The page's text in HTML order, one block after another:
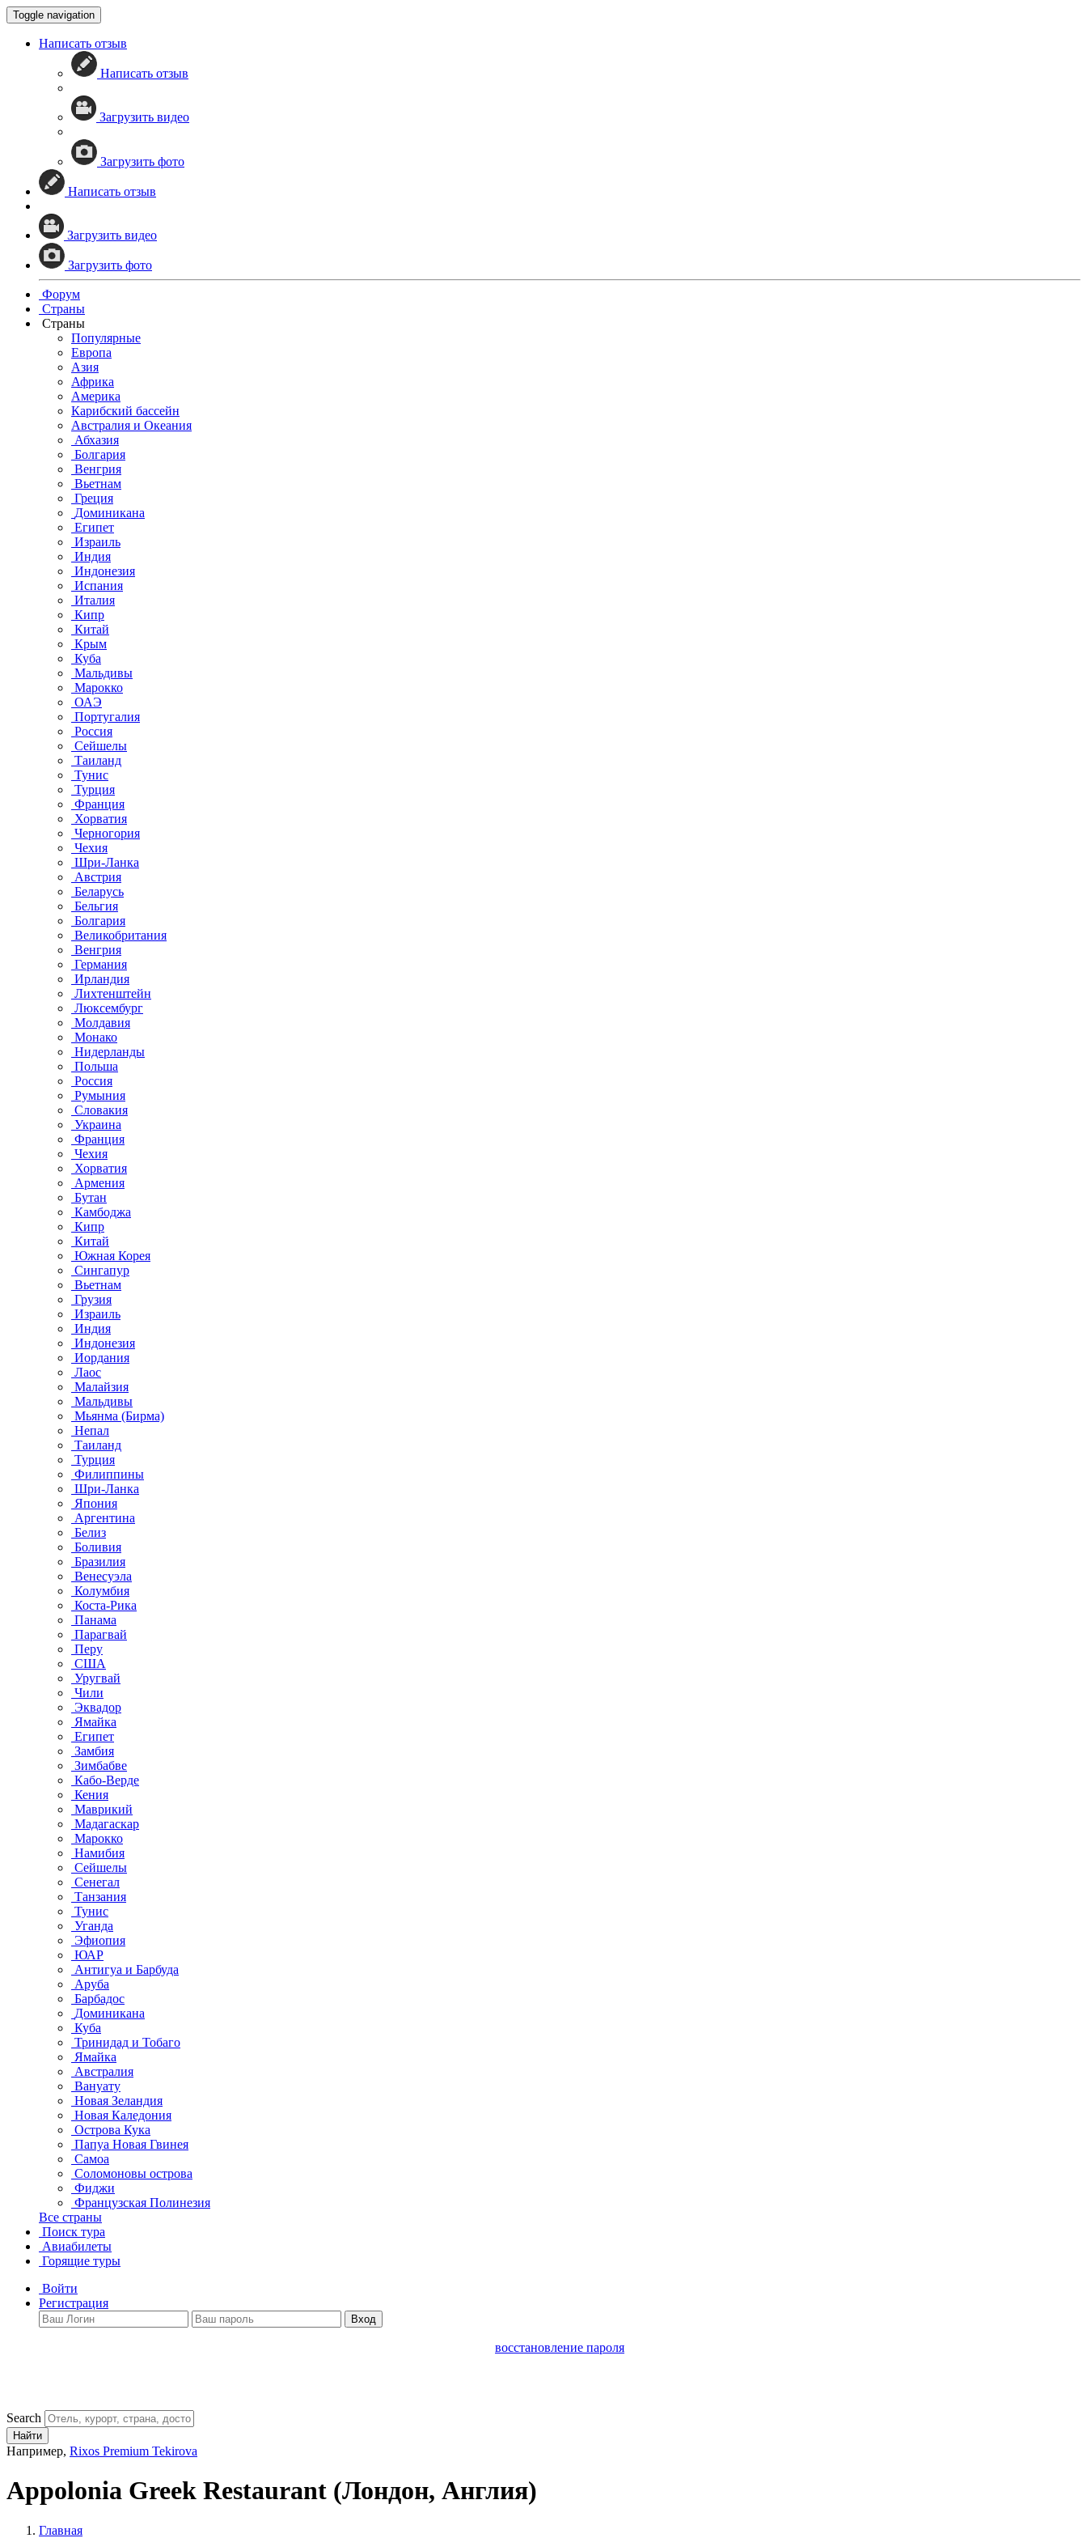
Toggle navigation
Написать отзыв
Написать отзыв
Загрузить видео
Загрузить фото
Написать отзыв
Загрузить видео
Загрузить фото
Форум
Страны
Страны
Популярные
Европа
Азия
Африка
Америка
Карибский бассейн
Австралия и Океания
Абхазия
Болгария
Венгрия
Вьетнам
Греция
Доминикана
Египет
Израиль
Индия
Индонезия
Испания
Италия
Кипр
Китай
Крым
Куба
Мальдивы
Марокко
ОАЭ
Португалия
Россия
Сейшелы
Таиланд
Тунис
Турция
Франция
Хорватия
Черногория
Чехия
Шри-Ланка
Австрия
Беларусь
Бельгия
Болгария
Великобритания
Венгрия
Германия
Ирландия
Лихтенштейн
Люксембург
Молдавия
Монако
Нидерланды
Польша
Россия
Румыния
Словакия
Украина
Франция
Чехия
Хорватия
Армения
Бутан
Камбоджа
Кипр
Китай
Южная Корея
Сингапур
Вьетнам
Грузия
Израиль
Индия
Индонезия
Иордания
Лаос
Малайзия
Мальдивы
Мьянма (Бирма)
Непал
Таиланд
Турция
Филиппины
Шри-Ланка
Япония
Аргентина
Белиз
Боливия
Бразилия
Венесуэла
Колумбия
Коста-Рика
Панама
Парагвай
Перу
США
Уругвай
Чили
Эквадор
Ямайка
Египет
Замбия
Зимбабве
Кабо-Верде
Кения
Маврикий
Мадагаскар
Марокко
Намибия
Сейшелы
Сенегал
Танзания
Тунис
Уганда
Эфиопия
ЮАР
Антигуа и Барбуда
Аруба
Барбадос
Доминикана
Куба
Тринидад и Тобаго
Ямайка
Австралия
Вануату
Новая Зеландия
Новая Каледония
Острова Кука
Папуа Новая Гвинея
Самоа
Соломоновы острова
Фиджи
Французская Полинезия
Все страны
Поиск тура
Авиабилеты
Горящие туры
Войти
Регистрация
Вход
восстановление пароля
Search
Найти
Например, Rixos Premium Tekirova
Appolonia Greek Restaurant (Лондон, Англия)
Главная